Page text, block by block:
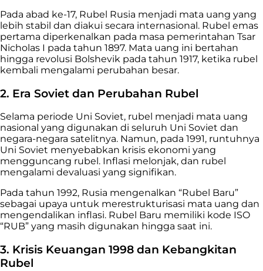
Pada abad ke-17, Rubel Rusia menjadi mata uang yang
lebih stabil dan diakui secara internasional. Rubel emas
pertama diperkenalkan pada masa pemerintahan Tsar
Nicholas I pada tahun 1897. Mata uang ini bertahan
hingga revolusi Bolshevik pada tahun 1917, ketika rubel
kembali mengalami perubahan besar.
2. Era Soviet dan Perubahan Rubel
Selama periode Uni Soviet, rubel menjadi mata uang
nasional yang digunakan di seluruh Uni Soviet dan
negara-negara satelitnya. Namun, pada 1991, runtuhnya
Uni Soviet menyebabkan krisis ekonomi yang
mengguncang rubel. Inflasi melonjak, dan rubel
mengalami devaluasi yang signifikan.
Pada tahun 1992, Rusia mengenalkan “Rubel Baru”
sebagai upaya untuk merestrukturisasi mata uang dan
mengendalikan inflasi. Rubel Baru memiliki kode ISO
“RUB” yang masih digunakan hingga saat ini.
3. Krisis Keuangan 1998 dan Kebangkitan
Rubel